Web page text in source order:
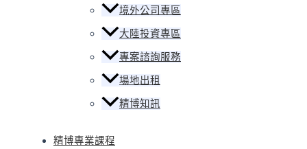
境外公司專區
大陸投資專區
專案諮詢服務
場地出租
精博知訊
精博專業課程